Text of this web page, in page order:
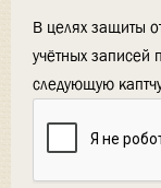
В целях защиты
учётных записей
следующую